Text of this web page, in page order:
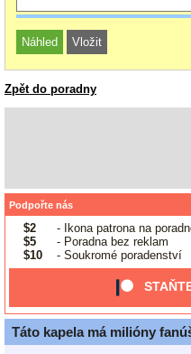
Zpět do poradny
Podpořte nás
$2
- Ikona patrona na
$5
- Poradna bez reklam
$10
- Soukromé poradenství
Táto kapela má milióny